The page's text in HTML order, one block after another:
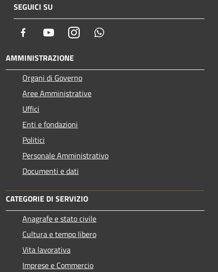
SEGUICI SU
Facebook YoutubeInstagram
AMMINISTRAZIONE
Organi di Governo
Aree Amministrative
Uffici
Enti e fondazioni
Politici
Personale Amministrativo
Documenti e dati
CATEGORIE DI SERVIZIO
Anagrafe e stato civile
Cultura e tempo libero
Vita lavorativa
Imprese e Commercio